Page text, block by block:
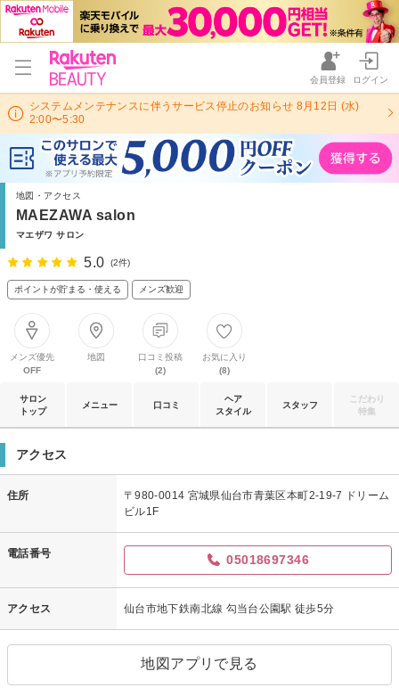
会員登録 ログイン
システムメンテナンスに伴うサービス停止のお知らせ 8月12日 (水)
2:00〜5:30
地図・アクセス
MAEZAWA salon
マエザワ サロン
5.0 (2件)
ポイントが貯まる・使える メンズ歓迎
メンズ優先
OFF
地図
口コミ投稿
(2)
お気に入り
(8)
サロン
トップ
メニュー 口コミ
ヘア
スタイル
スタッフ
こだわり
特集
アクセス
住所
〒980-0014 宮城県仙台市青葉区本町2-19-7 ドリーム
ビル1F
電話番号 05018697346
アクセス 仙台市地下鉄南北線 勾当台公園駅 徒歩5分
地図アプリで見る